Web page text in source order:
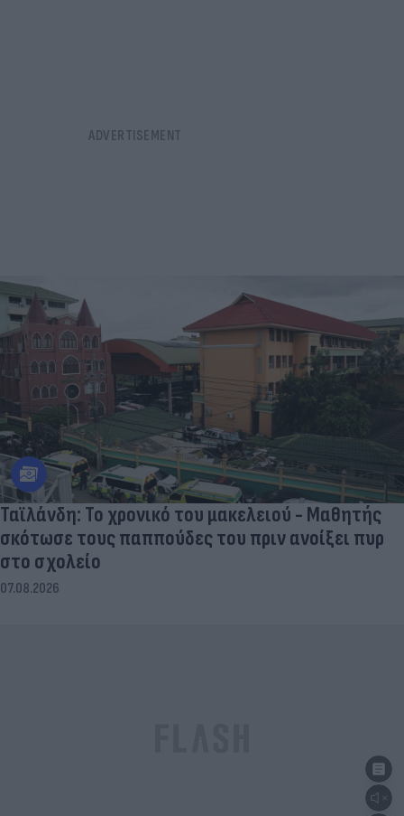
Ταϊλάνδη: Το χρονικό του μακελειού - Μαθητής
σκότωσε τους παππούδες του πριν ανοίξει πυρ
στο σχολείο
07.08.2026